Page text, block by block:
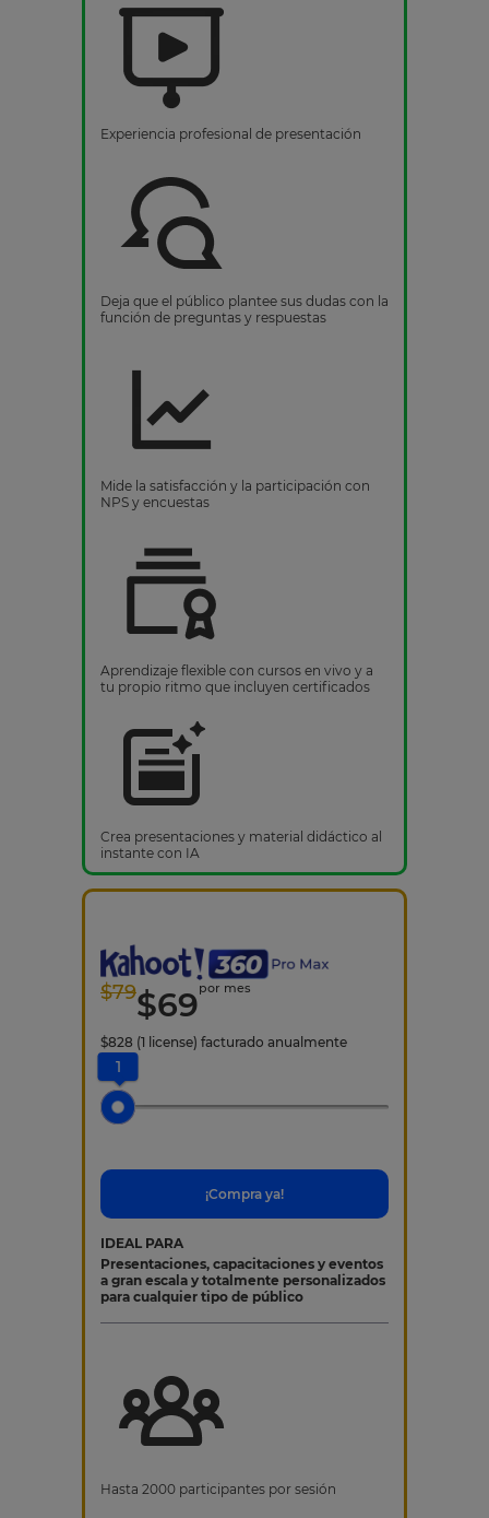
Experiencia profesional de presentación
Deja que el público plantee sus dudas con la
función de preguntas y respuestas
Mide la satisfacción y la participación con
NPS y encuestas
Aprendizaje flexible con cursos en vivo y a
tu propio ritmo que incluyen certificados
Crea presentaciones y material didáctico al
instante con IA
$79$69por mes
$828 (1 license) facturado anualmente
1
¡Compra ya!
IDEAL PARA
Presentaciones, capacitaciones y eventos
a gran escala y totalmente personalizados
para cualquier tipo de público
Hasta 2000 participantes por sesión